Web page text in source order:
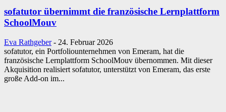
sofatutor übernimmt die französische Lernplattform
SchoolMouv
Eva Rathgeber - 24. Februar 2026
sofatutor, ein Portfoliounternehmen von Emeram, hat die
französische Lernplattform SchoolMouv übernommen. Mit dieser
Akquisition realisiert sofatutor, unterstützt von Emeram, das erste
große Add-on im...